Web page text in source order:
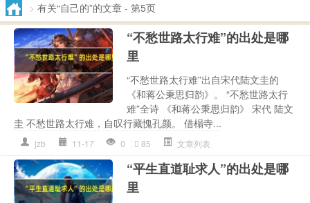
> 有关“自己的”的文章 - 第5页
“不愁世路太行难”的出处是哪
里
“不愁世路太行难”出自宋代陆文圭的
《和蒋公秉思归韵》。 “不愁世路太行
难”全诗 《和蒋公秉思归韵》 宋代 陆文
圭 不愁世路太行难，自叹行藏愧孔颜。 借榻寺...
jzb 11-17 0 85 文章列表
“平生直道耻求人”的出处是哪
里